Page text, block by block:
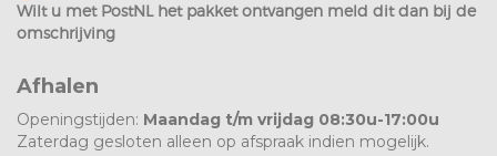
Wilt u met PostNL het pakket ontvangen meld dit dan bij de
omschrijving
Afhalen
Openingstijden: Maandag t/m vrijdag 08:30u-17:00u
Zaterdag gesloten alleen op afspraak indien mogelijk.